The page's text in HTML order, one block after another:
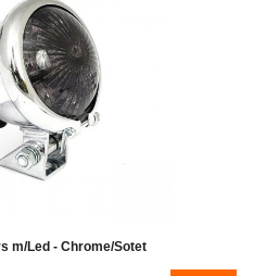
m/Led - Chrome/Sotet